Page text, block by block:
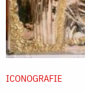
ICONOGRAFIE